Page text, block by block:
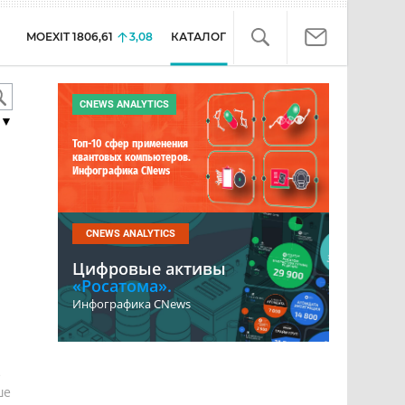
MOEXIT 1806,61 3,08 КАТАЛОГ
CNEWS ANALYTICS
Топ-10 сфер применения
квантовых компьютеров.
Инфографика CNews
CNEWS ANALYTICS
Цифровые активы
«Росатома».
Инфографика CNews